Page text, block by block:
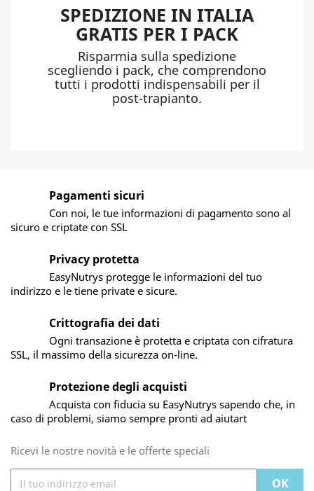
SPEDIZIONE IN ITALIA
GRATIS PER I PACK
Risparmia sulla spedizione
scegliendo i pack, che comprendono
tutti i prodotti indispensabili per il
post-trapianto.
Pagamenti sicuri
Con noi, le tue informazioni di pagamento sono al
sicuro e criptate con SSL
Privacy protetta
EasyNutrys protegge le informazioni del tuo
indirizzo e le tiene private e sicure.
Crittografia dei dati
Ogni transazione è protetta e criptata con cifratura
SSL, il massimo della sicurezza on-line.
Protezione degli acquisti
Acquista con fiducia su EasyNutrys sapendo che, in
caso di problemi, siamo sempre pronti ad aiutart
Ricevi le nostre novità e le offerte speciali